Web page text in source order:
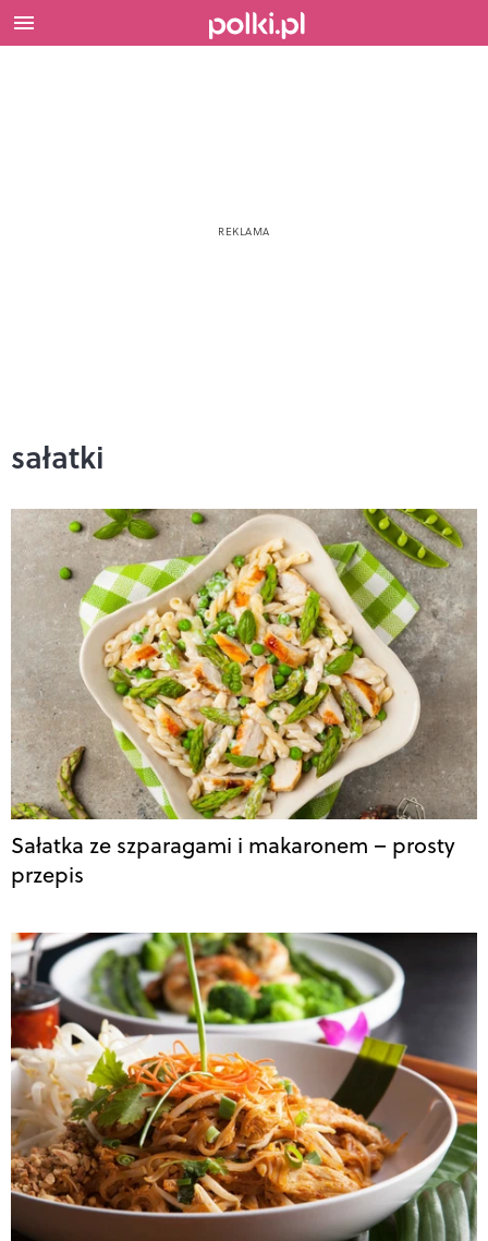
sałatki
Sałatka ze szparagami i makaronem – prosty
przepis